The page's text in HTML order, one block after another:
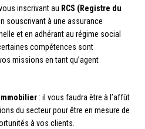
inscrivant au RCS (Registre du
souscrivant à une assurance
et en adhérant au régime social
compétences sont
missions en tant qu’agent
: il vous faudra être à l’affût
du secteur pour être en mesure de
à vos clients.